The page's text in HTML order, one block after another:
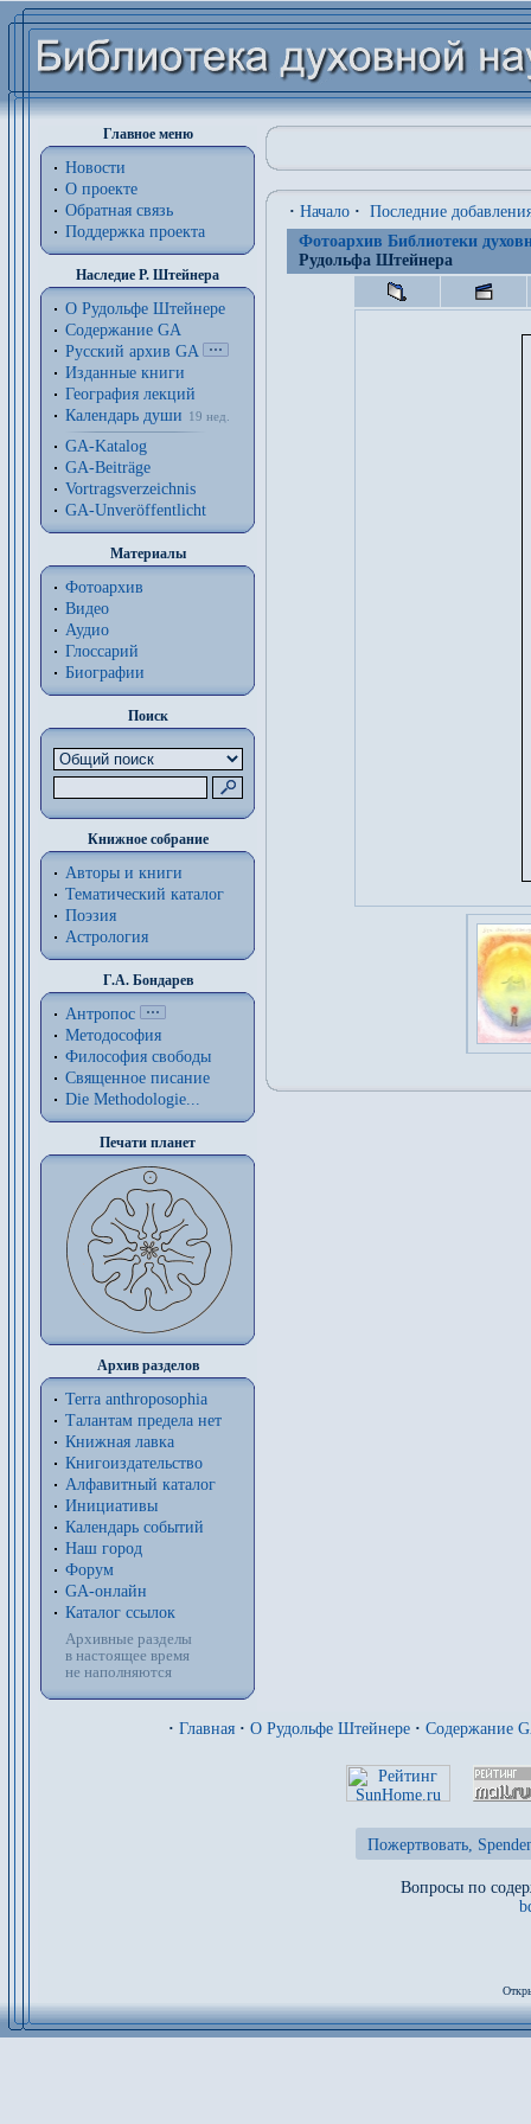
Главное меню
Новости
О проекте
Обратная связь
Поддержка проекта
Наследие Р. Штейнера
О Рудольфе Штейнере
Содержание GA
Русский архив GA
Изданные книги
География лекций
Календарь души
19 нед.
GA-Katalog
GA-Beiträge
Vortragsverzeichnis
GA-Unveröffentlicht
Материалы
Фотоархив
Видео
Аудио
Глоссарий
Биографии
Поиск
Книжное собрание
Авторы и книги
Тематический каталог
Поэзия
Астрология
Г.А. Бондарев
Антропос
Методософия
Философия cвободы
Священное писание
Die Methodologie...
Печати планет
Архив разделов
Terra anthroposophia
Талантам предела нет
Книжная лавка
Книгоиздательство
Алфавитный каталог
Инициативы
Календарь событий
Наш город
Форум
GA-онлайн
Каталог ссылок
Архивные разделы
в настоящее время
не наполняются
· Начало · Последние
Фотоархив Библиотеки
Рудольфа Штейнера
· Главная · О Рудольфе Штейнере · Содержание
Пожертвовать,
Вопросы по